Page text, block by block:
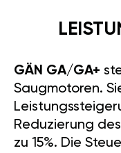
GÄN GA/GA+
Saugmotoren.
Reduzierung
zu 15%. Die